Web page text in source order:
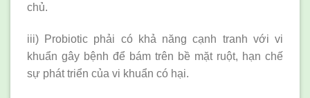
chủ.
iii) Probiotic phải có khả năng cạnh tranh với vi
khuẩn gây bệnh để bám trên bề mặt ruột, hạn chế
sự phát triển của vi khuẩn có hại.